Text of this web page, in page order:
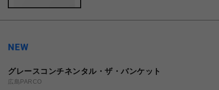
グレースコンチネンタル・ザ・バンケット
広島PARCO